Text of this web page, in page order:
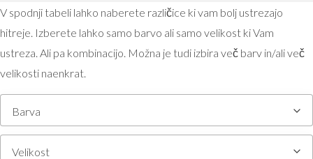
V spodnji tabeli lahko naberete različice ki vam bolj ustrezajo
hitreje. Izberete lahko samo barvo ali samo velikost ki Vam
ustreza. Ali pa kombinacijo. Možna je tudi izbira več barv in/ali več
velikosti naenkrat.
Barva
Velikost